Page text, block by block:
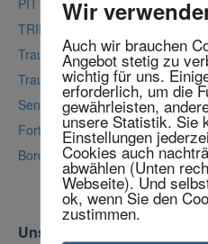
PITT nach Luise Reddemann
TRIMB
Trauma und Sexualität
Trauma und Körper
Sensorimotor Psychotherapy
Fortbildung in Traumasensitivem
Borderlinespezifische Ansätze
Unser Team
Wir
Auch wir brauchen
Angebot stetig zu
wichtig für uns.
erforderlich, um die
gewährleisten,
unsere Statistik. Sie
Einstellungen
Cookies auch
abwählen (Unten
Webseite). Und
ok, wenn Sie den
zustimmen.